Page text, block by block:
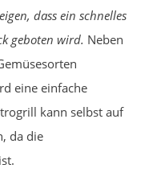
dass ein schnelles
geboten wird. Neben
eine einfache
kann selbst auf
da die